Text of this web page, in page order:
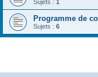
Sujets : 1
Programme de
Sujets : 6